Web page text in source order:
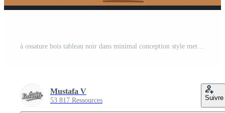
Mustafa V
53 817 Ressources Suivre